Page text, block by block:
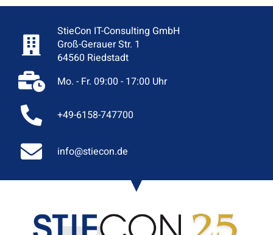
StieCon IT-Consulting GmbH
Groß-Gerauer Str. 1
64560 Riedstadt
Mo. - Fr. 09:00 - 17:00 Uhr
+49-6158-747700
info@stiecon.de